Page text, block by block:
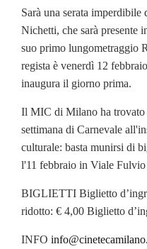
Sarà una serata
Nichetti, che sarà presente
suo primo lungometraggio
regista è venerdì 12
inaugura il giorno prima.
Il MIC di Milano ha trovato
settimana di Carnevale
culturale: basta munirsi di
l'11 febbraio in Viale Fulvio
BIGLIETTI Biglietto
ridotto: € 4,00 Biglietto
INFO